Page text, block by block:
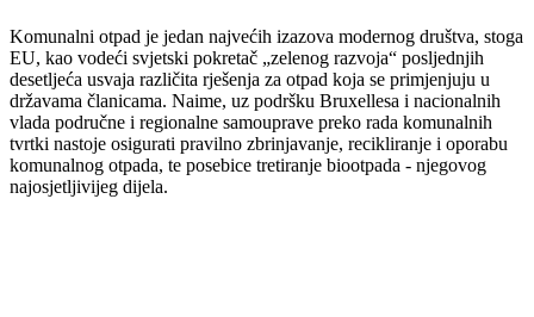
Komunalni otpad je jedan najvećih izazova modernog društva, stoga
EU, kao vodeći svjetski pokretač „zelenog razvoja“ posljednjih
desetljeća usvaja različita rješenja za otpad koja se primjenjuju u
državama članicama. Naime, uz podršku Bruxellesa i nacionalnih
vlada područne i regionalne samouprave preko rada komunalnih
tvrtki nastoje osigurati pravilno zbrinjavanje, recikliranje i oporabu
komunalnog otpada, te posebice tretiranje biootpada - njegovog
najosjetljivijeg dijela.